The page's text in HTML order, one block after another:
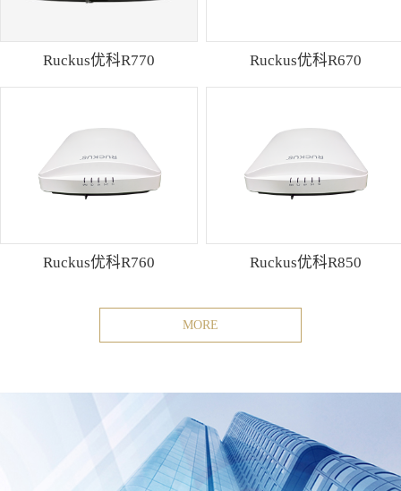
Ruckus优科R770 Ruckus优科R670
Ruckus优科R760 Ruckus优科R850
MORE